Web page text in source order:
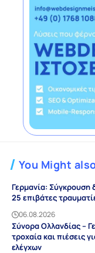
You Might
Γερμανία: Σύγκρουση
25 επιβάτες
06.08.2026
Σύνορα Ολλανδίας –
τροχαία και πιέσεις
ελέγχων